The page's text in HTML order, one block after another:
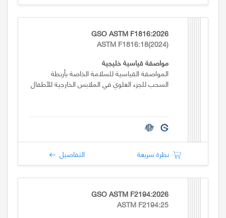
GSO ASTM F1816:2026
ASTM F1816:18(2024)
مواصفة قياسية خليجية
المواصفة القياسية للسلامة الخاصة بأربطة
السحب للجزء العلوي في الملابس الخارجية للأطفال
نظرة سريعة التفاصيل
GSO ASTM F2194:2026
ASTM F2194:25